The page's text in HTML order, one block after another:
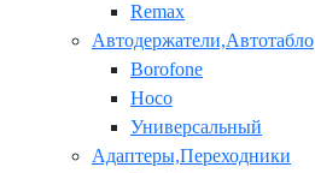
Remax
Автодержатели,Автотабло
Borofone
Hoco
Универсальный
Адаптеры,Переходники